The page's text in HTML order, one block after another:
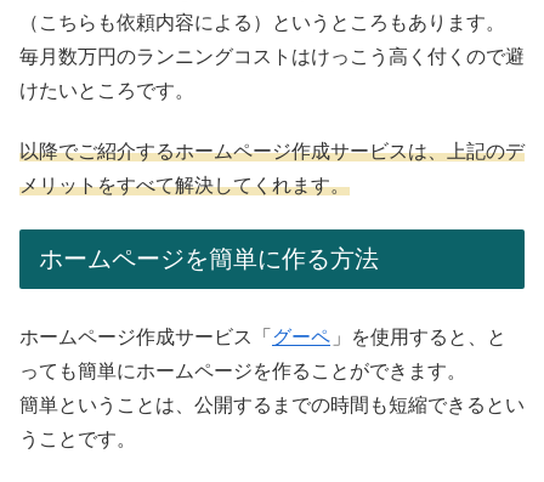
（こちらも依頼内容による）というところもあります。
毎月数万円のランニングコストはけっこう高く付くので避
けたいところです。
以降でご紹介するホームページ作成サービスは、上記のデ
メリットをすべて解決してくれます。
ホームページを簡単に作る方法
ホームページ作成サービス「 グーペ 」を使用すると、と
っても簡単にホームページを作ることができます。
簡単ということは、公開するまでの時間も短縮できるとい
うことです。